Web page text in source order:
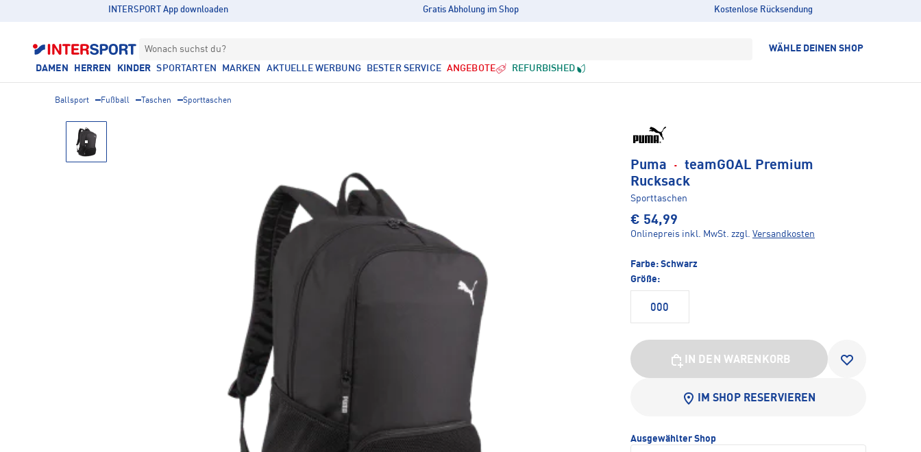
INTERSPORT App downloaden Gratis Abholung im Shop Kostenlose Rücksendung
Wonach suchst du? WÄHLE DEINEN SHOP
DAMEN HERREN KINDER SPORTARTEN MARKEN AKTUELLE WERBUNG BESTER SERVICE ANGEBOTE REFURBISHED
Ballsport Fußball Taschen Sporttaschen
Puma · teamGOAL Premium
Rucksack
Sporttaschen
€ 54,99
Onlinepreis inkl. MwSt. zzgl. Versandkosten
Farbe: Schwarz
Größe:
000
IN DEN WARENKORB
IM SHOP RESERVIEREN
Ausgewählter Shop